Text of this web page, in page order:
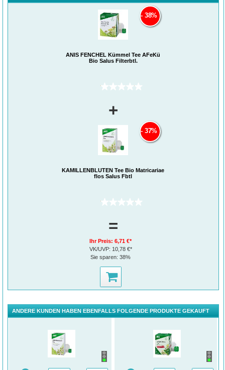
ANIS FENCHEL Kümmel Tee AFeKü
Bio Salus Filterbtl.
(0)
38%
+
KAMILLENBLÜTEN Tee Bio Matricariae
flos Salus Fbtl
(0)
37%
=
Ihr Preis:6,71 €*
VK/UVP: 10,78 €*
Sie sparen:38%
ANDERE KUNDEN HABEN EBENFALLS FOLGENDE PRODUKTE GEKAUFT